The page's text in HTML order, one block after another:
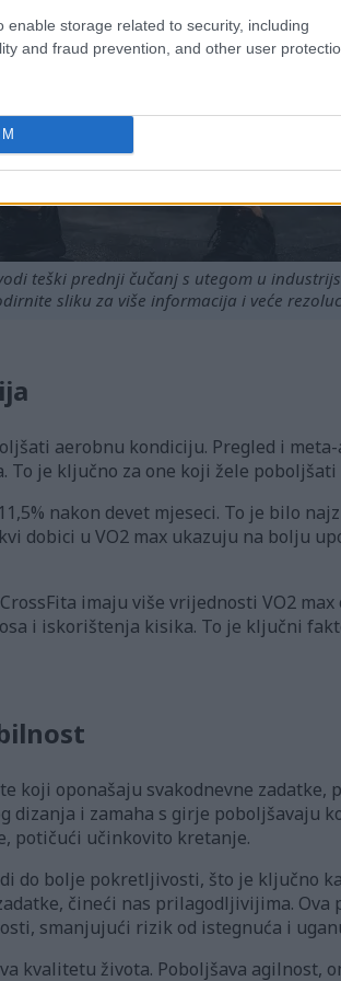
enable storage related to security, including
and fraud prevention, and other user
teški prednji čučanj s utegom u
sliku za više informacija i veće
aerobnu kondiciju. Pregled i
je ključno za one koji žele
nakon devet mjeseci. To je bilo
dobici u VO2 max ukazuju na bolju
imaju više vrijednosti VO2
i iskorištenja kisika. To je ključni
koji oponašaju svakodnevne zadatke,
dizanja i zamaha s girje poboljšavaju
potičući učinkovito kretanje.
do bolje pokretljivosti, što je ključno
čineći nas prilagodljivijima.
smanjujući rizik od istegnuća i
kvalitetu života. Poboljšava agilnost,